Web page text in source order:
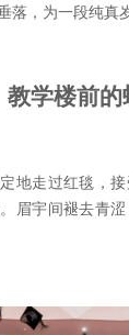
落，为一段纯真
教学楼前的
地走过红毯，
眉宇间褪去青